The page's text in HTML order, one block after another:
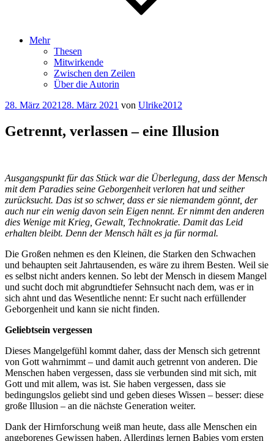
Mehr
Thesen
Mitwirkende
Zwischen den Zeilen
Über die Autorin
Veröffentlicht
28. März 2021 28. März 2021 von Ulrike2012
Getrennt, verlassen – eine Illusion
Ausgangspunkt für das Stück war die Überlegung, dass der Mensch
mit dem Paradies seine Geborgenheit verloren hat und seither
zurücksucht. Das ist so schwer, dass er sie niemandem gönnt, der
auch nur ein wenig davon sein Eigen nennt. Er nimmt den anderen
dies Wenige mit Krieg, Gewalt, Technokratie. Damit das Leid
erhalten bleibt. Denn der Mensch hält es ja für normal.
Die Großen nehmen es den Kleinen, die Starken den Schwachen
und behaupten seit Jahrtausenden, es wäre zu ihrem Besten. Weil sie
es selbst nicht anders kennen. So lebt der Mensch in diesem Mangel
und sucht doch mit abgrundtiefer Sehnsucht nach dem, was er in
sich ahnt und das Wesentliche nennt: Er sucht nach erfüllender
Geborgenheit und kann sie nicht finden.
Geliebtsein vergessen
Dieses Mangelgefühl kommt daher, dass der Mensch sich getrennt
von Gott wahrnimmt – und damit auch getrennt von anderen. Die
Menschen haben vergessen, dass sie verbunden sind mit sich, mit
Gott und mit allem, was ist. Sie haben vergessen, dass sie
bedingungslos geliebt sind und geben dieses Wissen – besser: diese
große Illusion – an die nächste Generation weiter.
Dank der Hirnforschung weiß man heute, dass alle Menschen ein
angeborenes Gewissen haben. Allerdings lernen Babies vom ersten